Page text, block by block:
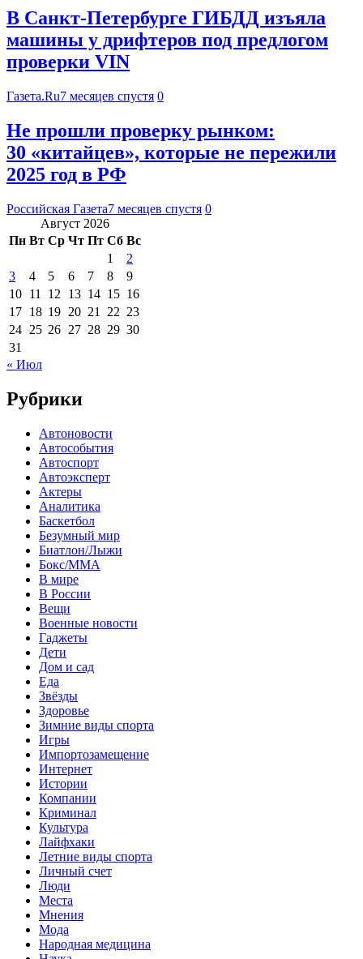
В Санкт-Петербурге ГИБДД изъяла
машины у дрифтеров под предлогом
проверки VIN
Газета.Ru7 месяцев спустя 0
Не прошли проверку рынком:
30 «китайцев», которые не пережили
2025 год в РФ
Российская Газета7 месяцев спустя 0
Август 2026
Пн Вт Ср Чт Пт Сб Вс
1
2
3
4 5 6 7 8
9
10 11 12 13 14 15 16
17 18 19 20 21 22 23
24 25 26 27 28 29 30
31
« Июл
Рубрики
Автоновости
Автособытия
Автоспорт
Автоэксперт
Актеры
Аналитика
Баскетбол
Безумный мир
Биатлон/Лыжи
Бокс/MMA
В мире
В России
Вещи
Военные новости
Гаджеты
Дети
Дом и сад
Еда
Звёзды
Здоровье
Зимние виды спорта
Игры
Импортозамещение
Интернет
Истории
Компании
Криминал
Культура
Лайфхаки
Летние виды спорта
Личный счет
Люди
Места
Мнения
Мода
Народная медицина